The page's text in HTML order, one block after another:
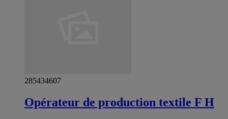
285434607
Opérateur de production textile F H